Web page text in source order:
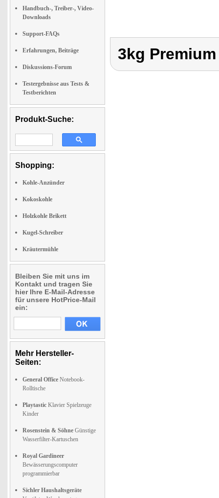
Handbuch-, Treiber-, Video-
Downloads
Support-FAQs
Erfahrungen, Beiträge
Diskussions-Forum
Testergebnisse aus Tests &
Testberichten
Produkt-Suche:
Shopping:
Kohle-Anzünder
Kokoskohle
Holzkohle Brikett
Kugel-Schreiber
Kräutermühle
Bleiben Sie mit uns im
Kontakt und tragen Sie
hier Ihre E-Mail-Adresse
für unsere HotPrice-Mail
ein:
Mehr Hersteller-
Seiten:
General Office Notebook-
Rolltische
Playtastic Klavier Spielzeuge
Kinder
Rosenstein & Söhne Günstige
Wasserfilter-Kartuschen
Royal Gardineer
Bewässerungscomputer
programmierbar
Sichler Haushaltsgeräte
3kg